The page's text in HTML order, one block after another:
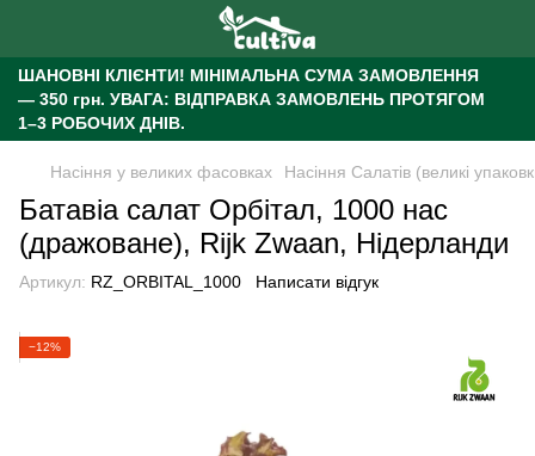
ШАНОВНІ КЛІЄНТИ! МІНІМАЛЬНА СУМА ЗАМОВЛЕННЯ
— 350 грн. УВАГА: ВІДПРАВКА ЗАМОВЛЕНЬ ПРОТЯГОМ
1–3 РОБОЧИХ ДНІВ.
Насіння у великих фасовках Насіння Салатів (великі
Батавіа салат Орбітал, 1000 нас
(дражоване), Rijk Zwaan, Нідерланди
Артикул: RZ_ORBITAL_1000 Написати відгук
−12%